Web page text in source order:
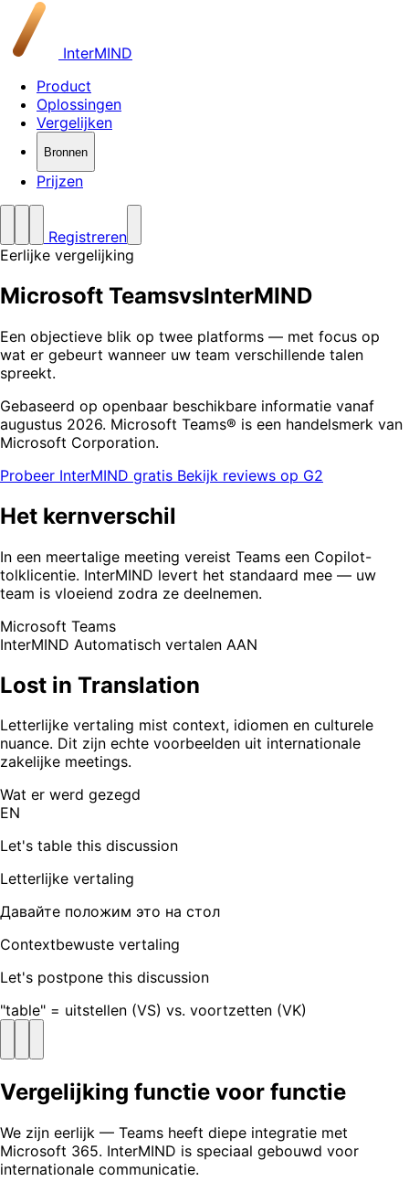
InterMIND
Product
Oplossingen
Vergelijken
Bronnen
Prijzen
Registreren
Eerlijke vergelijking
Microsoft TeamsvsInterMIND
Een objectieve blik op twee platforms — met focus op
wat er gebeurt wanneer uw team verschillende talen
spreekt.
Gebaseerd op openbaar beschikbare informatie vanaf
augustus 2026. Microsoft Teams® is een handelsmerk van
Microsoft Corporation.
Probeer InterMIND gratis Bekijk reviews op G2
Het kernverschil
In een meertalige meeting vereist Teams een Copilot-
tolklicentie. InterMIND levert het standaard mee — uw
team is vloeiend zodra ze deelnemen.
Microsoft Teams
InterMIND Automatisch vertalen AAN
Lost in Translation
Letterlijke vertaling mist context, idiomen en culturele
nuance. Dit zijn echte voorbeelden uit internationale
zakelijke meetings.
Wat er werd gezegd
EN
Let's table this discussion
Letterlijke vertaling
Давайте положим это на стол
Contextbewuste vertaling
Let's postpone this discussion
"table" = uitstellen (VS) vs. voortzetten (VK)
Vergelijking functie voor functie
We zijn eerlijk — Teams heeft diepe integratie met
Microsoft 365. InterMIND is speciaal gebouwd voor
internationale communicatie.